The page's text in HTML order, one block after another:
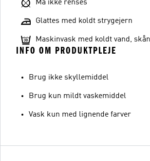
Må ikke renses
Glattes med koldt strygejern
Maskinvask med koldt vand,
INFO OM PRODUKTPLEJE
Brug ikke skyllemiddel
Brug kun mildt vaskemiddel
Vask kun med lignende farver